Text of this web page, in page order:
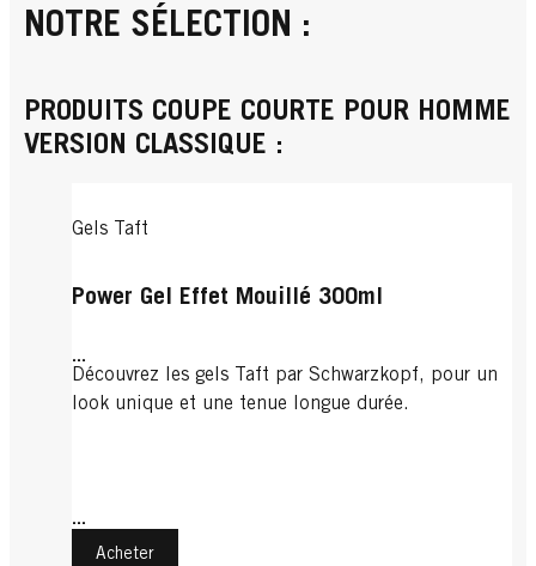
NOTRE SÉLECTION :
PRODUITS COUPE COURTE POUR HOMME
VERSION CLASSIQUE :
Gels Taft
Power Gel Effet Mouillé 300ml
...
Découvrez les gels Taft par Schwarzkopf, pour un
look unique et une tenue longue durée.
...
Acheter